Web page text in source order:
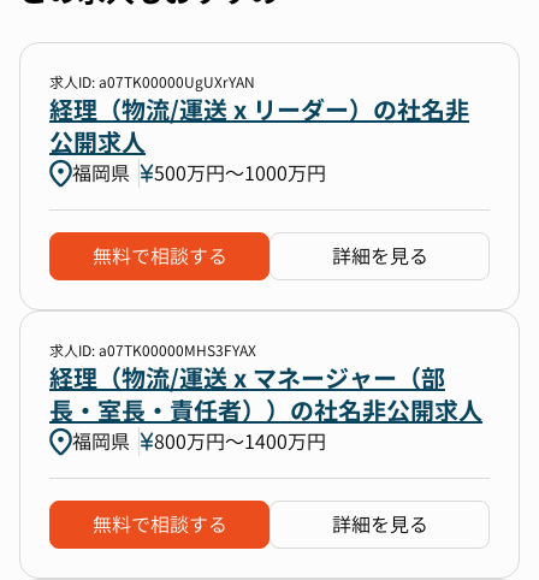
求人ID: a07TK00000UgUXrYAN
経理（物流/運送 x リーダー）の社名非
公開求人
福岡県 500万円〜1000万円
無料で相談する 詳細を見る
求人ID: a07TK00000MHS3FYAX
経理（物流/運送 x マネージャー（部
長・室長・責任者））の社名非公開求人
福岡県 800万円〜1400万円
無料で相談する 詳細を見る